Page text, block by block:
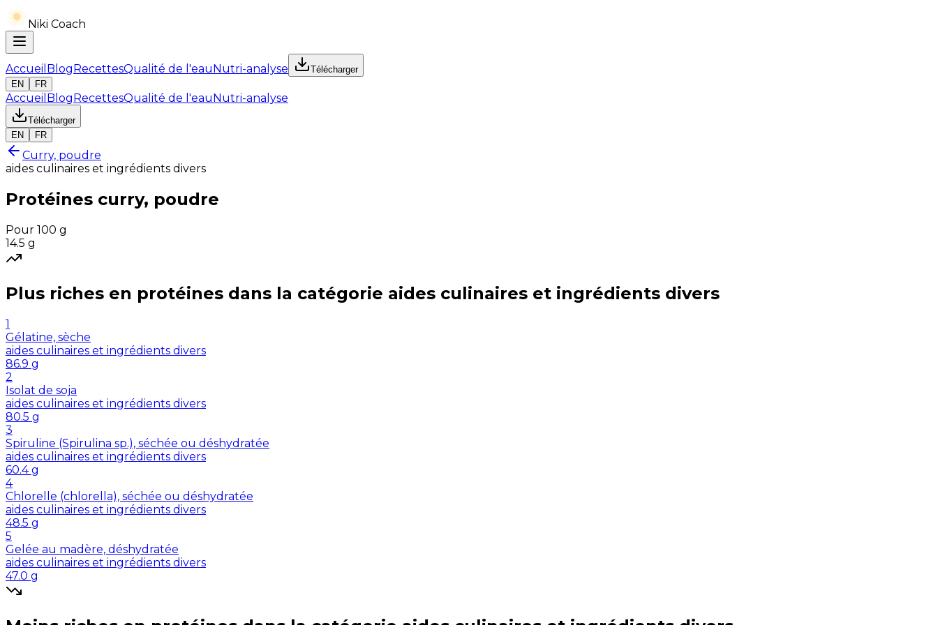
Niki Coach
Accueil BlogRecettesQualité de l'eauNutri-analyse
Télécharger
EN
FR
Accueil BlogRecettesQualité de l'eauNutri-analyse
Télécharger
EN
FR
Curry, poudre
aides culinaires et ingrédients divers
Protéines curry, poudre
Pour 100 g
14.5 g
Plus riches en protéines dans la catégorie aides culinaires et ingrédients divers
1
Gélatine, sèche
aides culinaires et ingrédients divers
86.9 g
2
Isolat de soja
aides culinaires et ingrédients divers
80.5 g
3
Spiruline (Spirulina sp.), séchée ou déshydratée
aides culinaires et ingrédients divers
60.4 g
4
Chlorelle (chlorella), séchée ou déshydratée
aides culinaires et ingrédients divers
48.5 g
5
Gelée au madère, déshydratée
aides culinaires et ingrédients divers
47.0 g